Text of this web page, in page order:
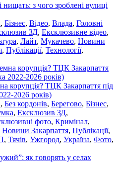
нищать: з чого зроблені вулиці
, Бізнес, Відео, Влада, Головні
ЗД, Ексклюзивне відео,
, Лайт, Мукачево, Новини
, Публікації, Технології,
корупція? ТЦК Закарпаття під
2026 років)
, Без кордонів, Берегово, Бізнес,
, Ексклюзив ЗД,
фото, Кримінал,
Новини Закарпаття, Публікації,
, Тячів, Ужгород, Україна, Фото,